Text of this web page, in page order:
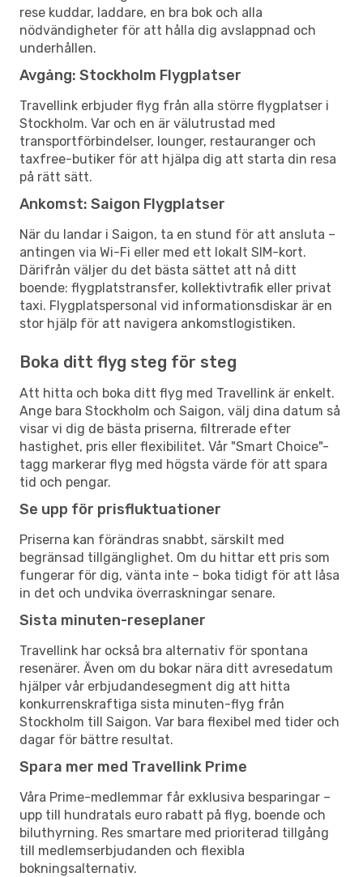
rese kuddar, laddare, en bra bok och alla
nödvändigheter för att hålla dig avslappnad och
underhållen.
Avgång: Stockholm Flygplatser
Travellink erbjuder flyg från alla större flygplatser i
Stockholm. Var och en är välutrustad med
transportförbindelser, lounger, restauranger och
taxfree-butiker för att hjälpa dig att starta din resa
på rätt sätt.
Ankomst: Saigon Flygplatser
När du landar i Saigon, ta en stund för att ansluta –
antingen via Wi-Fi eller med ett lokalt SIM-kort.
Därifrån väljer du det bästa sättet att nå ditt
boende: flygplatstransfer, kollektivtrafik eller privat
taxi. Flygplatspersonal vid informationsdiskar är en
stor hjälp för att navigera ankomstlogistiken.
Boka ditt flyg steg för steg
Att hitta och boka ditt flyg med Travellink är enkelt.
Ange bara Stockholm och Saigon, välj dina datum så
visar vi dig de bästa priserna, filtrerade efter
hastighet, pris eller flexibilitet. Vår "Smart Choice"-
tagg markerar flyg med högsta värde för att spara
tid och pengar.
Se upp för prisfluktuationer
Priserna kan förändras snabbt, särskilt med
begränsad tillgänglighet. Om du hittar ett pris som
fungerar för dig, vänta inte – boka tidigt för att låsa
in det och undvika överraskningar senare.
Sista minuten-reseplaner
Travellink har också bra alternativ för spontana
resenärer. Även om du bokar nära ditt avresedatum
hjälper vår erbjudandesegment dig att hitta
konkurrenskraftiga sista minuten-flyg från
Stockholm till Saigon. Var bara flexibel med tider och
dagar för bättre resultat.
Spara mer med Travellink Prime
Våra Prime-medlemmar får exklusiva besparingar –
upp till hundratals euro rabatt på flyg, boende och
biluthyrning. Res smartare med prioriterad tillgång
till medlemserbjudanden och flexibla
bokningsalternativ.